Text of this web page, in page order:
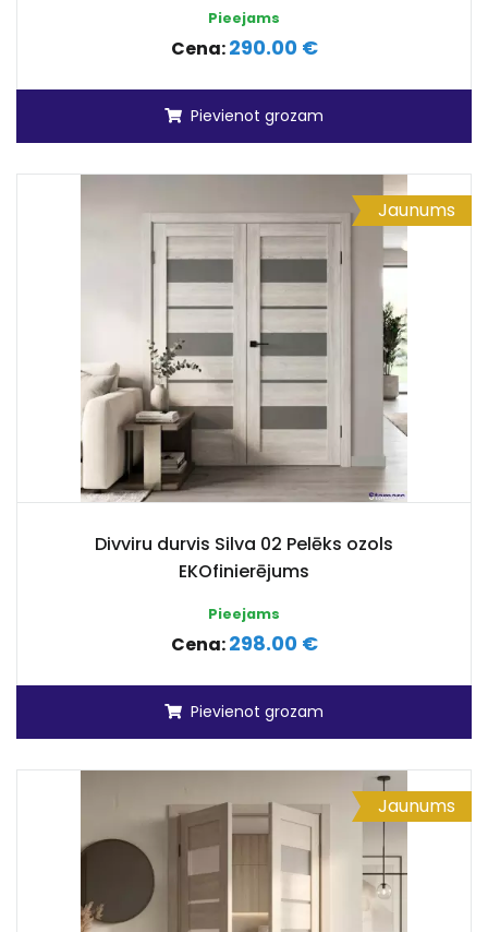
Pieejams
Cena:290.00 €
Pievienot grozam
Jaunums
Divviru durvis Silva 02 Pelēks ozols
EKOfinierējums
Pieejams
Cena:298.00 €
Pievienot grozam
Jaunums